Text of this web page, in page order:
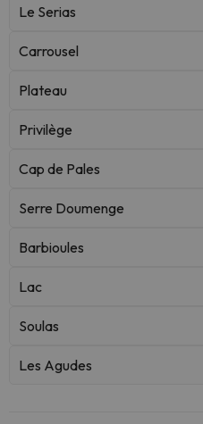
Le Serias
Carrousel
Plateau
Privilège
Cap de Pales
Serre Doumenge
Barbioules
Lac
Soulas
Les Agudes